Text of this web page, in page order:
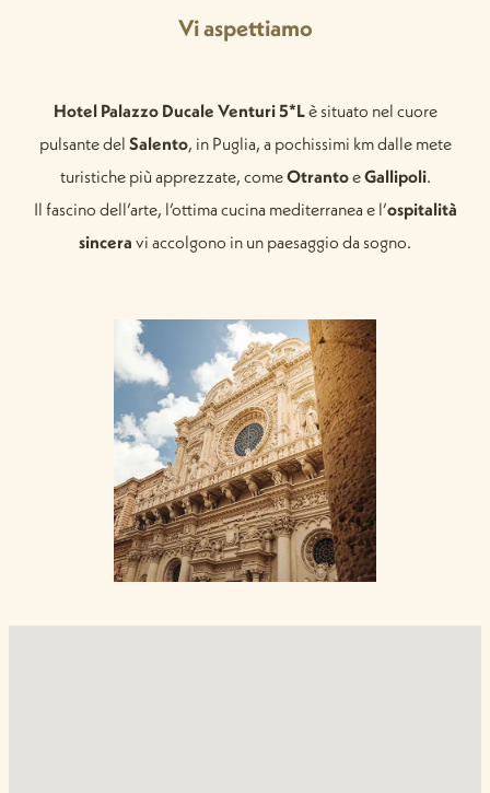
Vi aspettiamo
Hotel Palazzo Ducale Venturi 5*Lè situato nel cuore
pulsante del Salento, in Puglia, a pochissimi km dalle mete
turistiche più apprezzate, comeOtrantoeGallipoli.
Il fascino dell’arte, l’ottima cucina mediterranea e l’ospitalità
sincera vi accolgono in un paesaggio da sogno.